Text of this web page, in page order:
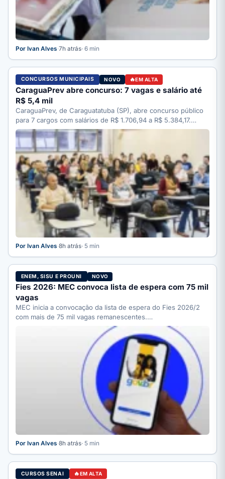
Por Ivan Alves·7h atrás· 6 min
CONCURSOS MUNICIPAIS NOVO EM ALTA
CaraguaPrev abre concurso: 7 vagas e salário até
R$ 5,4 mil
CaraguaPrev, de Caraguatatuba (SP), abre concurso público
para 7 cargos com salários de R$ 1.706,94 a R$ 5.384,17.…
Por Ivan Alves·8h atrás· 5 min
ENEM, SISU E PROUNI NOVO
Fies 2026: MEC convoca lista de espera com 75 mil
vagas
MEC inicia a convocação da lista de espera do Fies 2026/2
com mais de 75 mil vagas remanescentes.…
Por Ivan Alves·8h atrás· 5 min
CURSOS SENAI EM ALTA